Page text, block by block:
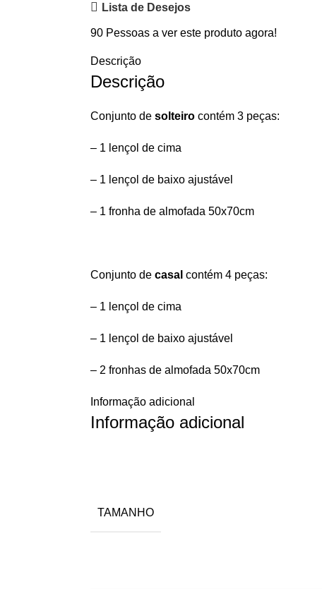
Lista de Desejos
90 Pessoas a ver este produto agora!
Descrição
Descrição
Conjunto de solteiro contém 3 peças:
– 1 lençol de cima
– 1 lençol de baixo ajustável
– 1 fronha de almofada 50x70cm
Conjunto de casal contém 4 peças:
– 1 lençol de cima
– 1 lençol de baixo ajustável
– 2 fronhas de almofada 50x70cm
Informação adicional
Informação adicional
TAMANHO